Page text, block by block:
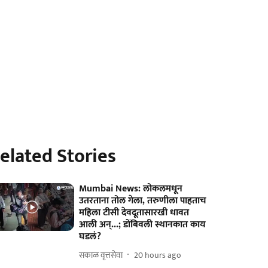
Stories
Mumbai News: लोकलमधून
उतरताना तोल गेला, तरुणीला पाहताच
महिला टीसी देवदूतासारखी धावत
आली अन्...; डोंबिवली स्थानकात काय
घडलं?
सकाळ वृत्तसेवा 20 hours ago